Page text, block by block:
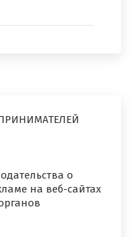
о
на веб-сайтах